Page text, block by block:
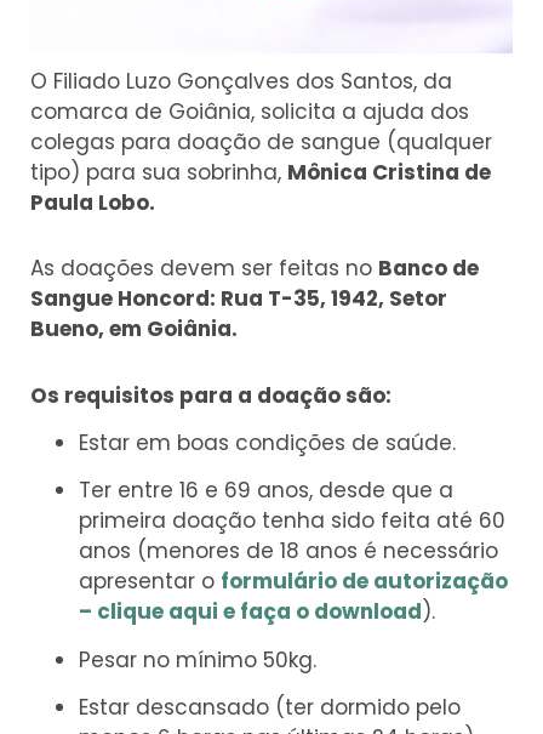
O Filiado Luzo Gonçalves dos Santos, da
comarca de Goiânia, solicita a ajuda dos
colegas para doação de sangue (qualquer
tipo) para sua sobrinha, Mônica Cristina de
Paula Lobo.
As doações devem ser feitas no Banco de
Sangue Honcord: Rua T-35, 1942, Setor
Bueno, em Goiânia.
Os requisitos para a doação são:
Estar em boas condições de saúde.
Ter entre 16 e 69 anos, desde que a
primeira doação tenha sido feita até 60
anos (menores de 18 anos é necessário
apresentar o formulário de autorização
– clique aqui e faça o download).
Pesar no mínimo 50kg.
Estar descansado (ter dormido pelo